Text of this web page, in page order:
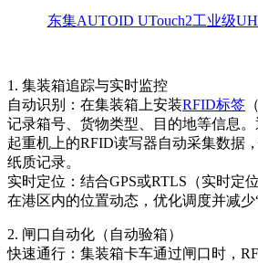
东集AUTOID UTouch2工业级
1. 集装箱追踪与实时监控
自动识别：在集装箱上安装RFID标签
记录箱号、货物类型、目的地等信息
起重机上的RFID读写器自动采集数据
纸质记录。
实时定位：结合GPS或RTLS（实时定
在港区内的位置动态，优化调度并减少“丢
2. 闸口自动化（自动验箱）
快速通行：集装箱卡车通过闸口时